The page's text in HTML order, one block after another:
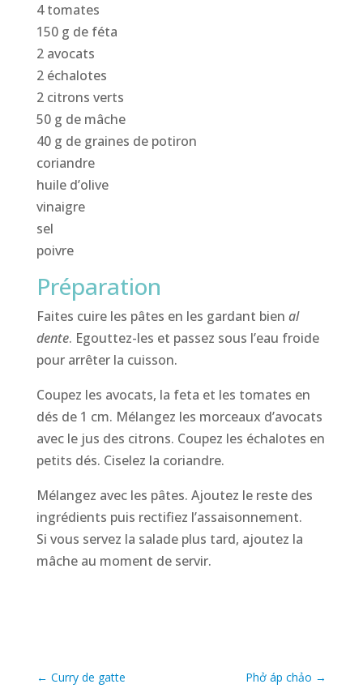
4 tomates
150 g de féta
2 avocats
2 échalotes
2 citrons verts
50 g de mâche
40 g de graines de potiron
coriandre
huile d’olive
vinaigre
sel
poivre
Préparation
Faites cuire les pâtes en les gardant bien al
dente. Egouttez-les et passez sous l’eau froide
pour arrêter la cuisson.
Coupez les avocats, la feta et les tomates en
dés de 1 cm. Mélangez les morceaux d’avocats
avec le jus des citrons. Coupez les échalotes en
petits dés. Ciselez la coriandre.
Mélangez avec les pâtes. Ajoutez le reste des
ingrédients puis rectifiez l’assaisonnement.
Si vous servez la salade plus tard, ajoutez la
mâche au moment de servir.
← Curry de gatte Phở áp chảo →